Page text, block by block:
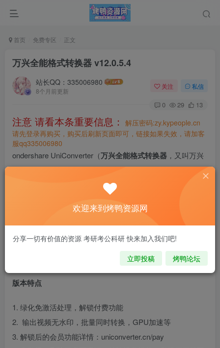
首页 免费专区 正文
万兴全能格式转换器 v12.0.5.4
站长QQ：335006980
8个月前更新
关注 私信
0 29 13
注意 请看本条重要信息：
解压密码:zy.kypeople.cn
请先登录再购买，购买后刷新页面即可，链接如果失效，请加客
服qq335006980
ondershare UniConverter（万兴全能格式转换器 ，又叫万兴
优转）国产全能音视频解决方案。具有音视频格式转换、合
并视频、压缩视频、录制视频、下载视频等功能。
噪，转换速度号称是市面同类产品的30倍，操作简便，支持
158种视频格式无损转换，批量转换高清视频堪称不会丢关
键帧，此外集YouTube视频下载，投屏录屏，及DVD刻录等
版本特点
1. 绿化免激活处理，解锁付费功能
2. 输出视频无水印，批量同时转换，GPU加速等
3. 解锁后的会员功能详情：uniconverter.cn/pay
欢迎来到烤鸭资源网
分享一切有价值的资源 考研考公科研 快来加入我们吧!
立即投稿 烤鸭论坛